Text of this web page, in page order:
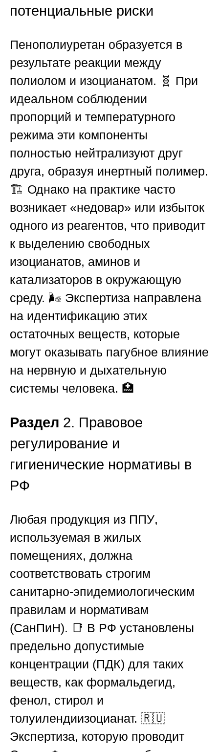
потенциальные риски
Пенополиуретан образуется в
результате реакции между
полиолом и изоцианатом. 🧬 При
идеальном соблюдении
пропорций и температурного
режима эти компоненты
полностью нейтрализуют друг
друга, образуя инертный полимер.
🏗️ Однако на практике часто
возникает «недовар» или избыток
одного из реагентов, что приводит
к выделению свободных
изоцианатов, аминов и
катализаторов в окружающую
среду. 🌬️ Экспертиза направлена
на идентификацию этих
остаточных веществ, которые
могут оказывать пагубное влияние
на нервную и дыхательную
системы человека. 🏥
Раздел 2. Правовое
регулирование и
гигиенические нормативы в
РФ
Любая продукция из ППУ,
используемая в жилых
помещениях, должна
соответствовать строгим
санитарно-эпидемиологическим
правилам и нормативам
(СанПиН). 📑 В РФ установлены
предельно допустимые
концентрации (ПДК) для таких
веществ, как формальдегид,
фенол, стирол и
толуилендиизоцианат. 🇷🇺
Экспертиза, которую проводит